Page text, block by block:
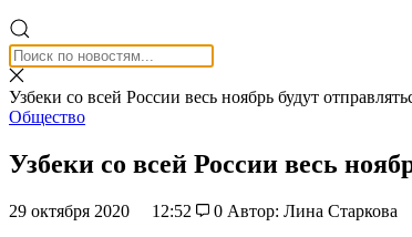
Узбеки со всей России весь ноябрь будут
Общество
Узбеки со всей России весь
29 октября 2020 12:52 0 Автор: Лина Старкова